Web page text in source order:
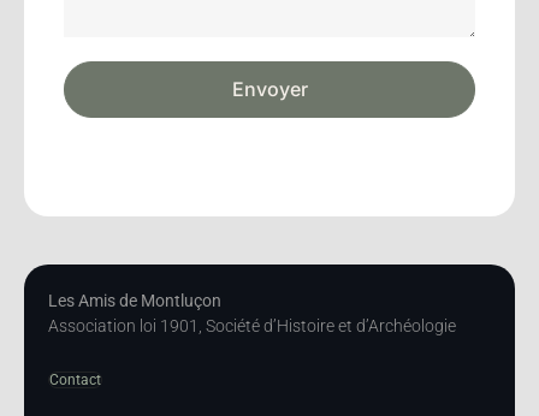
Envoyer
Les Amis de Montluçon
Association loi 1901, Société d’Histoire et d’Archéologie
Contact